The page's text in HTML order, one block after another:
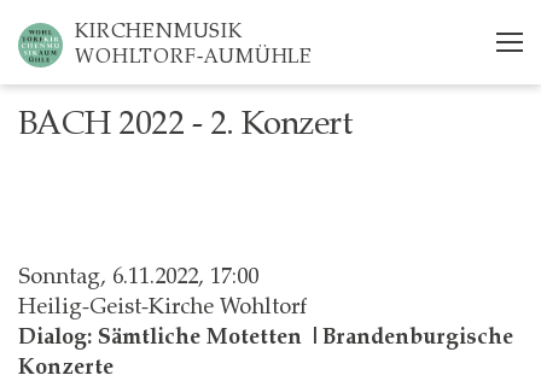
main
content
KIRCHENMUSIK
WOHLTORF-AUMÜHLE
BACH 2022 - 2. Konzert
Sonntag, 6.11.2022, 17:00
Heilig-Geist-Kirche Wohltorf
Dialog: Sämtliche Motetten | Brandenburgische
Konzerte